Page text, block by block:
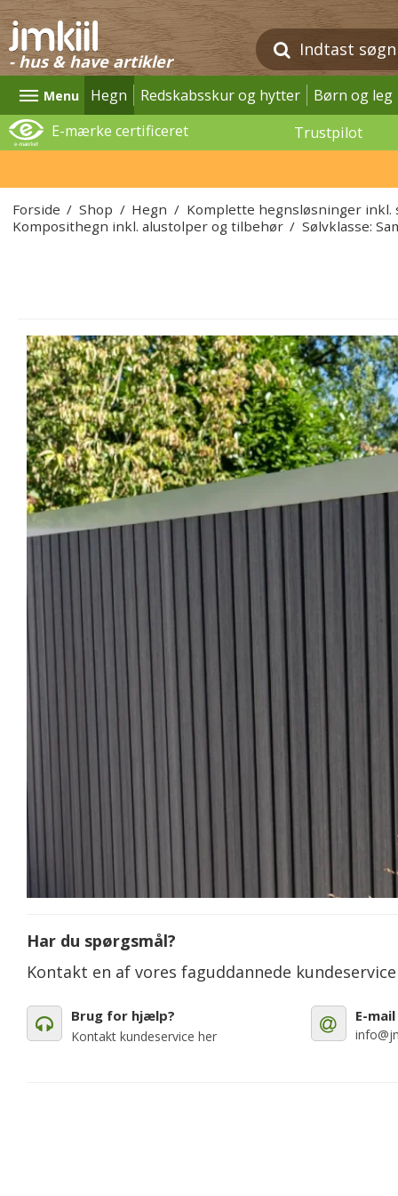
- hus & have artikler
Menu Hegn Redskabsskur og hytter
Børn og leg
E-mærke certificeret
Trustpilot
Forside / Shop / Hegn / Komplette hegnsløsninger
Komposithegn inkl. alustolper og tilbehør / Sølvklasse:
Har du spørgsmål?
Kontakt en af vores faguddannede
Brug for hjælp?
Kontakt kundeservice her
E-mail